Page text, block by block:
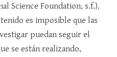
Science Foundation, s.f.).
es imposible que las
puedan seguir el
se están realizando,